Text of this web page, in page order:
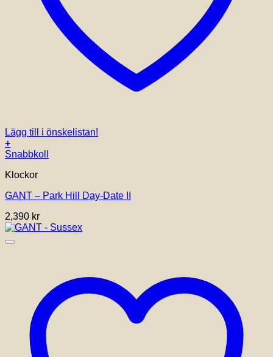
Lägg till i önskelistan!
+
Snabbkoll
Klockor
GANT – Park Hill Day-Date II
2,390 kr